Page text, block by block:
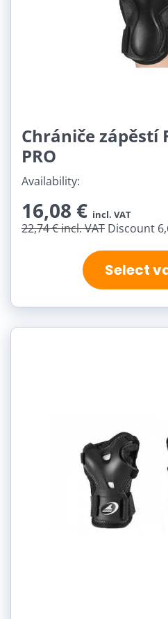
Chrániče zápěstí
PRO
Availability:
16,08 € incl. VAT
22,74 €incl. VAT Discount
Select